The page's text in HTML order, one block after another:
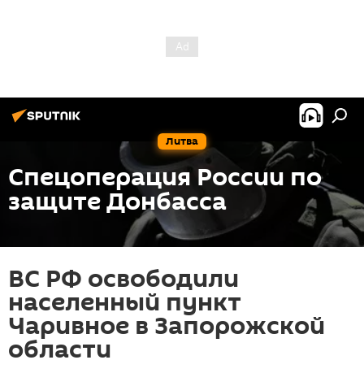
Литва
Спецоперация России по
защите Донбасса
ВС РФ освободили
населенный пункт
Чаривное в Запорожской
области